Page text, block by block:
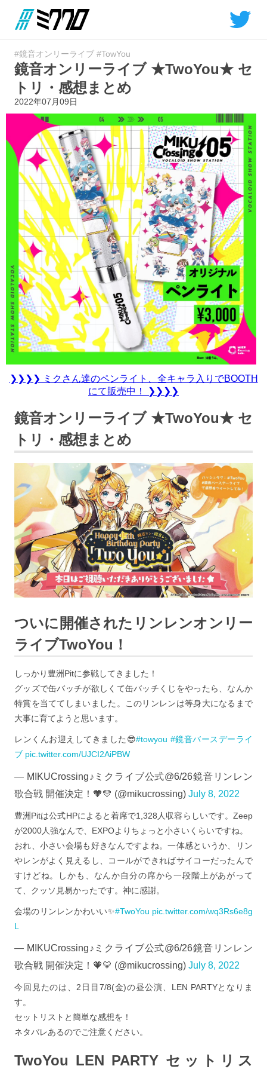
#鏡音オンリーライブ #TowYou
鏡音オンリーライブ ★TwoYou★ セ
トリ・感想まとめ
2022年07月09日
❯❯❯❯ ミクさん達のペンライト、全キャラ入りでBOOTH
にて販売中！ ❯❯❯❯
鏡音オンリーライブ ★TwoYou★ セ
トリ・感想まとめ
ついに開催されたリンレンオンリー
ライブTwoYou！
しっかり豊洲Pitに参戦してきました！
グッズで缶バッチが欲しくて缶バッチくじをやったら、なんか
特賞を当ててしまいました。このリンレンは等身大になるまで
大事に育てようと思います。
レンくんお迎えしてきました😎#towyou #鏡音バースデーライ
ブ pic.twitter.com/UJCI2AiPBW
— MIKUCrossing♪ミクライブ公式@6/26鏡音リンレン
歌合戦 開催決定！🧡💛 (@mikucrossing) July 8, 2022
豊洲Pitは公式HPによると着席で1,328人収容らしいです。Zeep
が2000人強なんで、EXPOよりちょっと小さいくらいですね。
おれ、小さい会場も好きなんですよね。一体感というか、リン
やレンがよく見えるし、コールができればサイコーだったんで
すけどね。しかも、なんか自分の席から一段階上があがって
て、クッソ見易かったです。神に感謝。
会場のリンレンかわいい✨#TwoYou pic.twitter.com/wq3Rs6e8g
L
— MIKUCrossing♪ミクライブ公式@6/26鏡音リンレン
歌合戦 開催決定！🧡💛 (@mikucrossing) July 8, 2022
今回見たのは、2日目7/8(金)の昼公演、LEN PARTYとなりま
す。
セットリストと簡単な感想を！
ネタバレあるのでご注意ください。
TwoYou LEN PARTY セットリス